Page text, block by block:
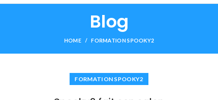
Blog
HOME FORMATION SPOOKY2
FORMATION SPOOKY2